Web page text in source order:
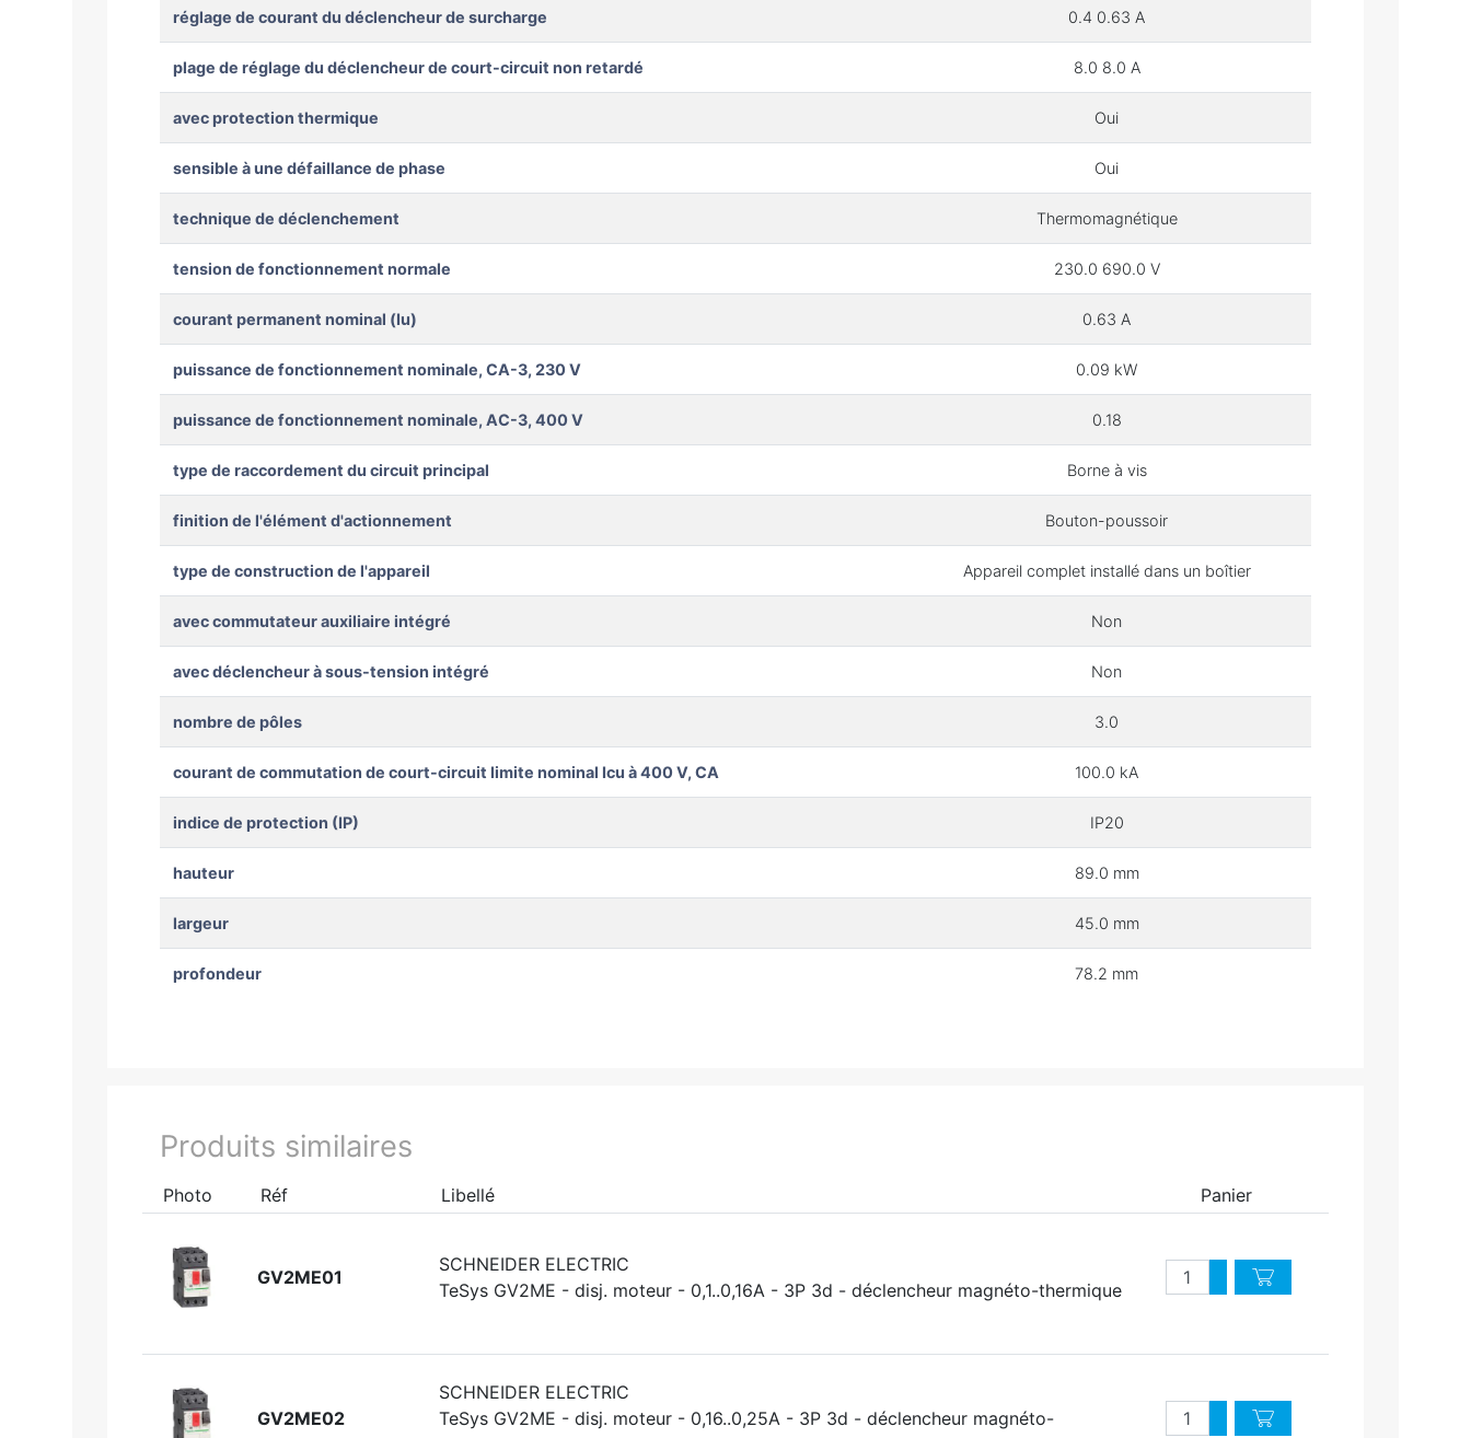
réglage de courant du déclencheur de surcharge 0.4 0.63 A
plage de réglage du déclencheur de court-circuit non retardé 8.0 8.0 A
avec protection thermique Oui
sensible à une défaillance de phase Oui
technique de déclenchement Thermomagnétique
tension de fonctionnement normale 230.0 690.0 V
courant permanent nominal (Iu) 0.63 A
puissance de fonctionnement nominale, CA-3, 230 V 0.09 kW
puissance de fonctionnement nominale, AC-3, 400 V 0.18
type de raccordement du circuit principal Borne à vis
finition de l'élément d'actionnement Bouton-poussoir
type de construction de l'appareil Appareil complet installé dans un boîtier
avec commutateur auxiliaire intégré Non
avec déclencheur à sous-tension intégré Non
nombre de pôles 3.0
courant de commutation de court-circuit limite nominal Icu à 400 V, CA 100.0 kA
indice de protection (IP) IP20
hauteur 89.0 mm
largeur 45.0 mm
profondeur 78.2 mm
Produits similaires
Photo Réf Libellé Panier
GV2ME01
SCHNEIDER ELECTRIC
TeSys GV2ME - disj. moteur - 0,1..0,16A - 3P 3d - déclencheur magnéto-thermique
QuantitéAugmenter quantité
Diminuer quantité
GV2ME02
SCHNEIDER ELECTRIC
TeSys GV2ME - disj. moteur - 0,16..0,25A - 3P 3d - déclencheur magnéto-
QuantitéAugmenter quantité